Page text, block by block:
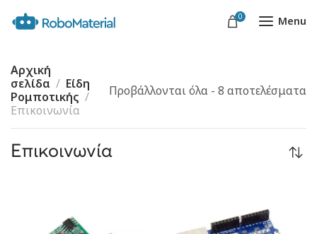
0 Menu
Αρχική
σελίδα
Είδη
Ρομποτικής
Επικοινωνία
Προβάλλονται όλα - 8 αποτελέσματα
Επικοινωνία